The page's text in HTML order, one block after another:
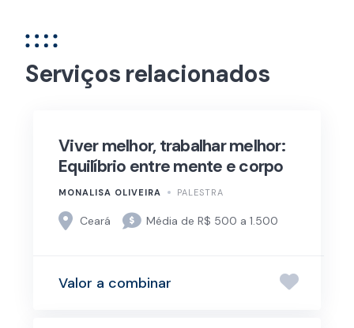
Serviços relacionados
Viver melhor, trabalhar melhor:
Equilíbrio entre mente e corpo
MONALISA OLIVEIRA PALESTRA
Ceará Média de R$ 500 a 1.500
Valor a combinar